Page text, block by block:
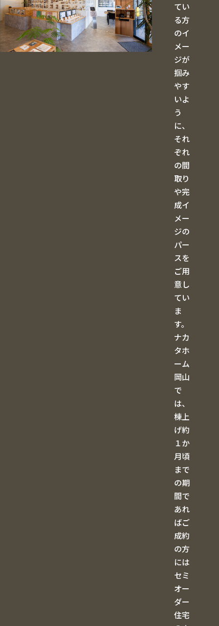
てい
る⽅
のイ
メー
ジが
掴み
やす
いよ
う
に、
それ
ぞれ
の間
取り
や完
成イ
メー
ジの
パー
スを
ご用
意し
てい
ま
す。
ナカ
タホ
ーム
岡山
で
は、
棟上
げ約
１か
月頃
まで
の期
間で
あれ
ばご
成約
の方
には
セミ
オー
ダー
住宅